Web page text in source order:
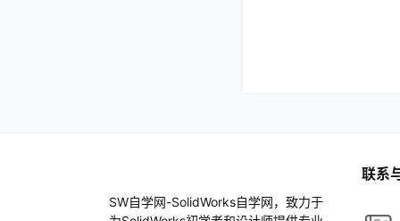
SW自学网-SolidWorks自学网，致力于
联系